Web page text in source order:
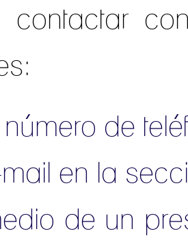
contactar
número de
en la
de un